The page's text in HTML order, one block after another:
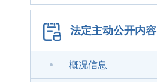
法定主动公开内容
概况信息